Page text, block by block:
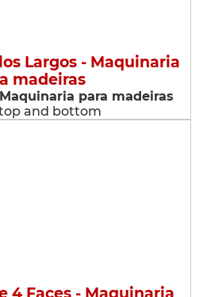
Largos - Maquinaria
madeiras
para madeiras
and bottom